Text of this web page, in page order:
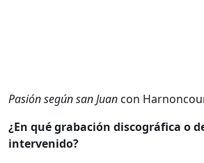
Pasión según san Juan con
¿En qué grabación discográfica o
intervenido?